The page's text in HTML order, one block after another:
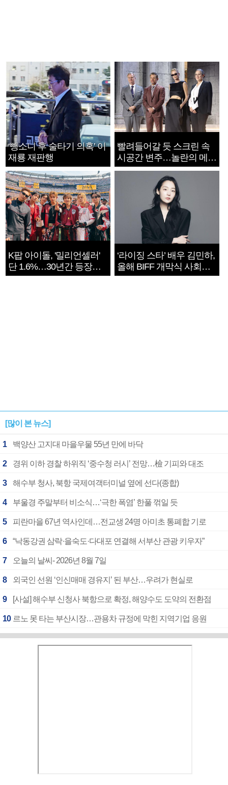
‘뺑소니 후 술타기 의혹’ 이
재룡 재판행
빨려들어갈 듯 스크린 속
시공간 변주…놀란의 메시
지는 ‘전쟁 속죄’
K팝 아이돌, '밀리언셀러'
단 1.6%…30년간 등장
1182개팀 전수조사
‘라이징 스타’ 배우 김민하,
올해 BIFF 개막식 사회자
확정
[많이 본 뉴스]
1 백양산 고지대 마을우물 55년 만에 바닥
2 경위 이하 경찰 하위직 ‘중수청 러시’ 전망…檢 기피와 대조
3 해수부 청사, 북항 국제여객터미널 옆에 선다(종합)
4 부울경 주말부터 비소식…‘극한 폭염’ 한풀 꺾일 듯
5 피란마을 67년 역사인데…전교생 24명 아미초 통폐합 기로
6 “낙동강권 삼락·을숙도·다대포 연결해 서부산 관광 키우자”
7 오늘의 날씨- 2026년 8월 7일
8 외국인 선원 ‘인신매매 경유지’ 된 부산…우려가 현실로
9 [사설] 해수부 신청사 북항으로 확정, 해양수도 도약의 전환점
10 르노 못 타는 부산시장…관용차 규정에 막힌 지역기업 응원